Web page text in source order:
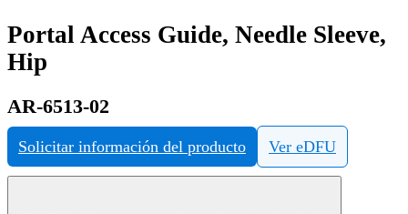
Portal Access Guide, Needle Sleeve,
Hip
AR-6513-02
Solicitar información del producto Ver eDFU